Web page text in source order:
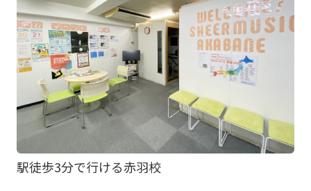
駅徒歩3分で行ける赤羽校